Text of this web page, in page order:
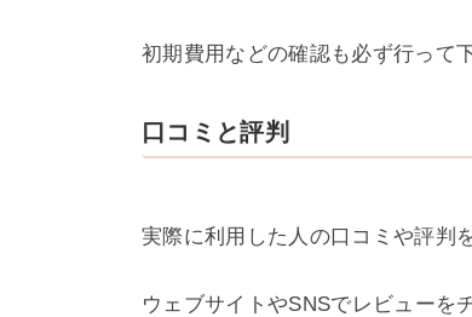
初期費用などの確認も必ず行って
口コミと評判
実際に利用した人の口コミや評判
ウェブサイトやSNSでレビューを